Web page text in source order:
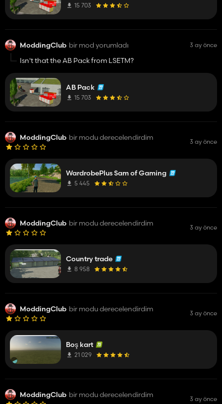
15 703
ModdingClub bir mod yorumladı 3 ay önce
Isn't that the AB Pack from LSETM?
AB Pack
15 703
ModdingClub bir modu derecelendirdim 3 ay önce
WardrobePlus Sam of Gaming
5 445
ModdingClub bir modu derecelendirdim 3 ay önce
Country trade
8 958
ModdingClub bir modu derecelendirdim 3 ay önce
Boş kart
21 029
ModdingClub bir modu derecelendirdim 3 ay önce